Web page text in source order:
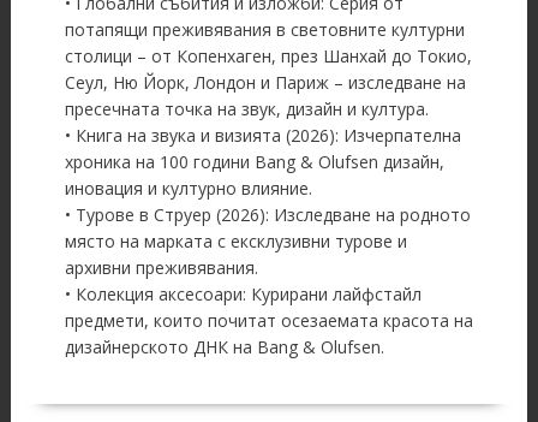
потапящи преживявания в световните културни
столици – от Копенхаген, през Шанхай до Токио,
Сеул, Ню Йорк, Лондон и Париж – изследване на
пресечната точка на звук, дизайн и култура.
• Книга на звука и визията (2026): Изчерпателна
хроника на 100 години Bang & Olufsen дизайн,
иновация и културно влияние.
• Турове в Струер (2026): Изследване на родното
място на марката с ексклузивни турове и
архивни преживявания.
• Колекция аксесоари: Курирани лайфстайл
предмети, които почитат осезаемата красота на
дизайнерското ДНК на Bang & Olufsen.